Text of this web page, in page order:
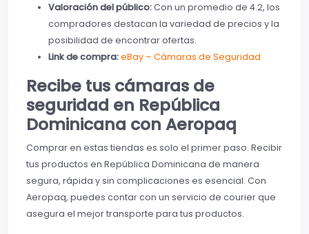
Valoración del público:Con un promedio de 4.2, los
compradores destacan la variedad de precios y la
posibilidad de encontrar ofertas.
Link de compra:eBay – Cámaras de Seguridad
Recibe tus cámaras de
seguridad en República
Dominicana con Aeropaq
Comprar en estas tiendas es solo el primer paso. Recibir
tus productos en República Dominicana de manera
segura, rápida y sin complicaciones es esencial. Con
Aeropaq, puedes contar con un servicio de courier que
asegura el mejor transporte para tus productos.